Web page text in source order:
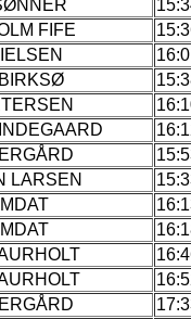
FIFE
LARSEN